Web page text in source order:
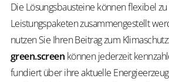
Die Lösungsbausteine können flexibel
Leistungspaketen zusammengestellt
nutzen Sie Ihren Beitrag zum
green.screen können jederzeit
fundiert über ihre aktuelle